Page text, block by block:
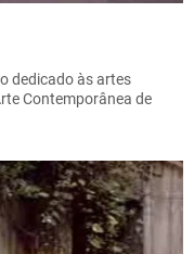
dedicado às artes
Contemporânea de